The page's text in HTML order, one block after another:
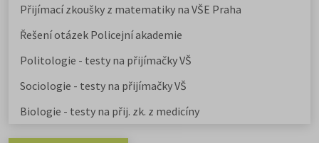
Přijímací zkoušky z matematiky na VŠE Praha
Řešení otázek Policejní akademie
Politologie - testy na přijímačky VŠ
Sociologie - testy na přijímačky VŠ
Biologie - testy na přij. zk. z medicíny